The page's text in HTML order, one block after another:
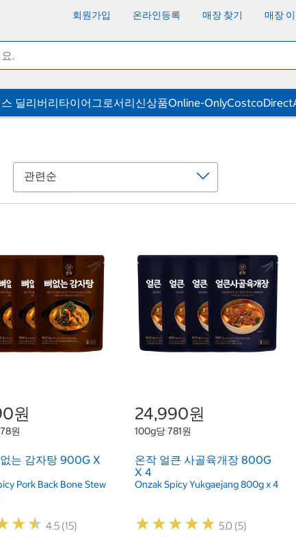
회원가입 온라인등록 매장 찾기 매장
딜리버리타이어그로서리신상품Online-OnlyCostcoDirect
원
원
는 감자탕 900G X
Pork Back Bone Stew
★★
★★ 4.5 (15)
24,990원
100g당 781원
온작 얼큰 사골육개장 800G
X 4
Onzak Spicy Yukgaejang 800g x 4
★★★★★
★★★★★ 5.0 (5)